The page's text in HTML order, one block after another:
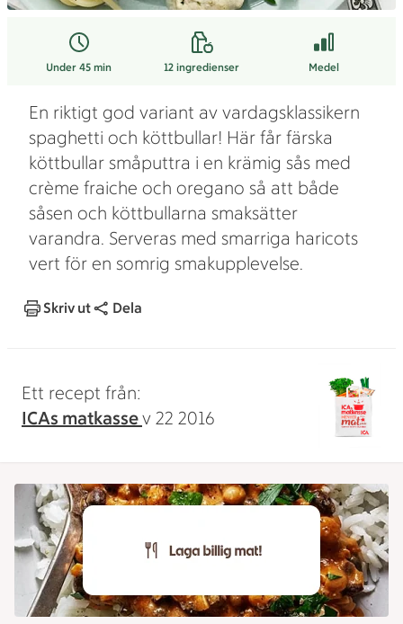
Under 45 min 12 ingredienser Medel
En riktigt god variant av vardagsklassikern
spaghetti och köttbullar! Här får färska
köttbullar småputtra i en krämig sås med
crème fraiche och oregano så att både
såsen och köttbullarna smaksätter
varandra. Serveras med smarriga haricots
vert för en somrig smakupplevelse.
Skriv ut Dela
Ett recept från:
ICAs matkassev 22 2016